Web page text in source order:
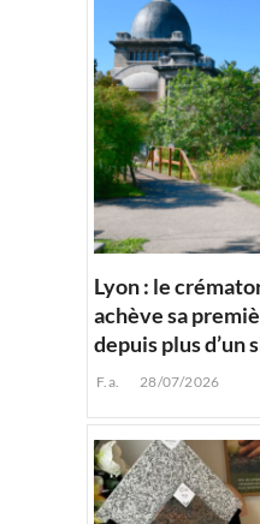
Lyon : le
achève sa
depuis plus d’un
F.a. 28/07/2026